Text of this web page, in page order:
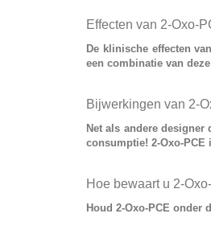
Effecten van 2-Oxo-
De klinische effecten
een combinatie van
Bijwerkingen van 2-
Net als andere designer
consumptie! 2-Oxo-
Hoe bewaart u 2-
Houd 2-Oxo-PCE